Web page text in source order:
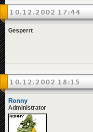
10.12.2002 17:44
Gesperrt
10.12.2002 18:15
Ronny
Administrator